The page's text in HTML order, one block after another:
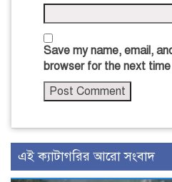
Save my name, email,
browser for the next
এই ক্যাটাগরির আরো সংবাদ